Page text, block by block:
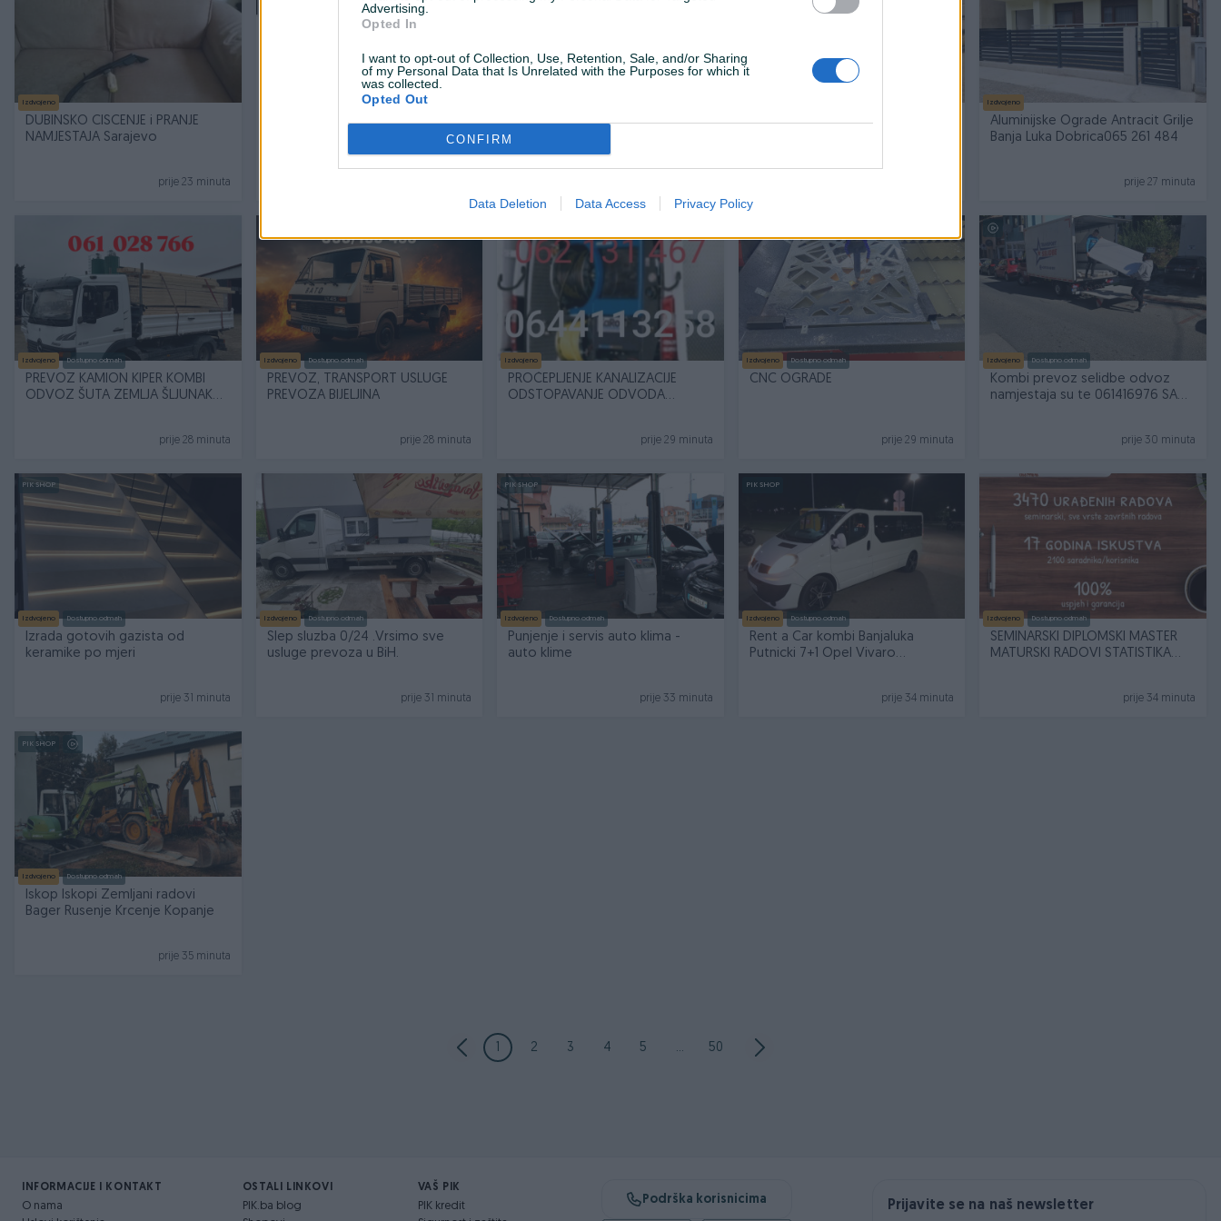
Advertising.
Opted In
I want to opt-out of Collection, Use, Retention, Sale, and/or Sharing
of my Personal Data that Is Unrelated with the Purposes for which it
was collected.
Opted Out
CONFIRM
Data Deletion Data Access Privacy Policy
Izdvojeno
DUBINSKO CISCENJE i PRANJE
NAMJESTAJA Sarajevo
prije 23 minuta
Balansiranje i remont kardana Servis ultrazvucnih aparata
pročepljenje odčepljavanje
Izdvojeno
Aluminijske Ograde Antracit Grilje
Banja Luka Dobrica065 261 484
prije 27 minuta
Izdvojeno Dostupno odmah
PREVOZ KAMION KIPER KOMBI
ODVOZ ŠUTA ZEMLJA ŠLJUNAK
prije 28 minuta
Izdvojeno Dostupno odmah
PREVOZ, TRANSPORT USLUGE
PREVOZA BIJELJINA
prije 28 minuta
Izdvojeno
PROČEPLJENJE KANALIZACIJE
ODSTOPAVANJE ODVODA
prije 29 minuta
Izdvojeno Dostupno odmah
CNC OGRADE
prije 29 minuta
Izdvojeno Dostupno odmah
Kombi prevoz selidbe odvoz
namjestaja su te 061416976 SA
prije 30 minuta
PIK SHOP
Izdvojeno Dostupno odmah
Izrada gotovih gazista od
keramike po mjeri
prije 31 minuta
Izdvojeno Dostupno odmah
Slep sluzba 0/24 .Vrsimo sve
usluge prevoza u BiH.
prije 31 minuta
PIK SHOP
Izdvojeno Dostupno odmah
Punjenje i servis auto klima -
auto klime
prije 33 minuta
PIK SHOP
Izdvojeno Dostupno odmah
Rent a Car kombi Banjaluka
Putnicki 7+1 Opel Vivaro
prije 34 minuta
Izdvojeno Dostupno odmah
SEMINARSKI DIPLOMSKI MASTER
MATURSKI RADOVI STATISTIKA
prije 34 minuta
PIK SHOP
Izdvojeno Dostupno odmah
Iskop Iskopi Zemljani radovi
Bager Rusenje Krcenje Kopanje
prije 35 minuta
1 2 3 4 5 ... 50
INFORMACIJE I KONTAKT
O nama
OSTALI LINKOVI
PIK.ba blog
VAŠ PIK
PIK kredit
Podrška korisnicima Prijavite se na naš newsletter